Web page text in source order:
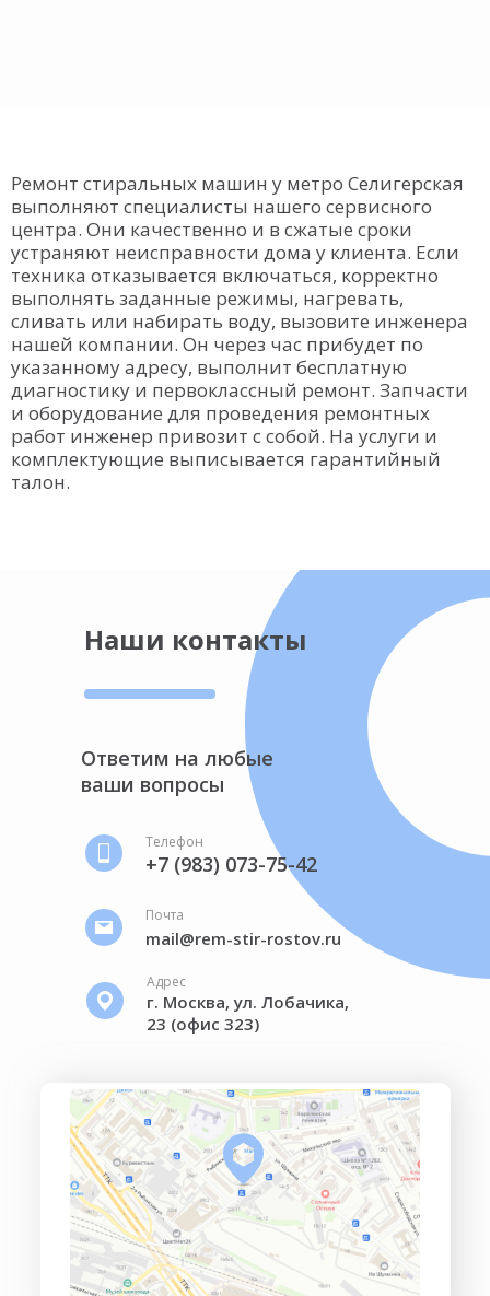
Ремонт стиральных машин у метро Селигерская
выполняют специалисты нашего сервисного
центра. Они качественно и в сжатые сроки
устраняют неисправности дома у клиента. Если
техника отказывается включаться, корректно
выполнять заданные режимы, нагревать,
сливать или набирать воду, вызовите инженера
нашей компании. Он через час прибудет по
указанному адресу, выполнит бесплатную
диагностику и первоклассный ремонт. Запчасти
и оборудование для проведения ремонтных
работ инженер привозит с собой. На услуги и
комплектующие выписывается гарантийный
талон.
Наши контакты
Ответим на любые
ваши вопросы
Телефон
+7 (983) 073-75-42
Адрес
г. Москва, ул. Лобачика,
23 (офис 323)
mail@rem-stir-rostov.ru
Почта